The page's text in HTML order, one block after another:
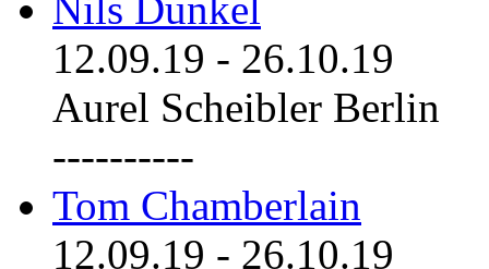
12.09.19 - 26.10.19
Aurel Scheibler Berlin
----------
Tom Chamberlain
12.09.19 - 26.10.19